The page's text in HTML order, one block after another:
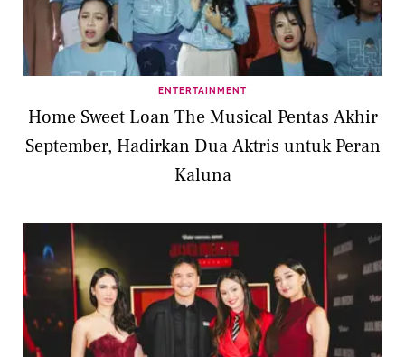
ENTERTAINMENT
Home Sweet Loan The Musical Pentas Akhir
September, Hadirkan Dua Aktris untuk Peran
Kaluna